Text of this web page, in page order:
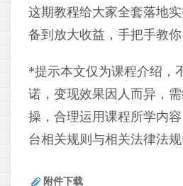
这期教程给大家全套落地
备到放大收益，手把手教你
*提示本文仅为课程介绍，
诺，变现效果因人而异，
操，合理运用课程所学内
台相关规则与相关法律法
附件下载